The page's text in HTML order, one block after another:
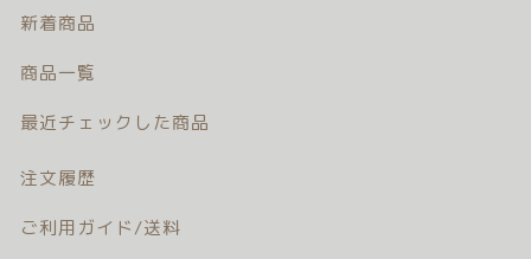
新着商品
商品一覧
最近チェックした商品
注文履歴
ご利用ガイド/送料
最近チェックした商品
注文履歴